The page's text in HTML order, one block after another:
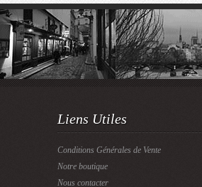
Liens Utiles
Conditions Générales de Vente
Notre boutique
Nous contacter